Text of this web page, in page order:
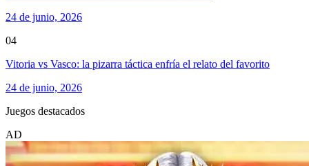
24 de junio, 2026
04
Vitoria vs Vasco: la pizarra táctica enfría el relato del favorito
24 de junio, 2026
Juegos destacados
AD